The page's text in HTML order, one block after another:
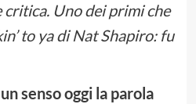
Uno dei primi che
to ya di Nat Shapiro: fu
senso oggi la parola